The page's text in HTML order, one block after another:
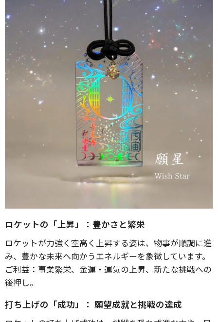
ロケットの「上昇」：豊かさと繁栄
ロケットが力強く空高く上昇する姿は、物事が順調に進
み、豊かな未来へ向かうエネルギーを象徴しています。
ご利益：事業繁栄、金運・運気の上昇、新たな挑戦への
後押し。
打ち上げの「成功」： 願望成就と挑戦の達成